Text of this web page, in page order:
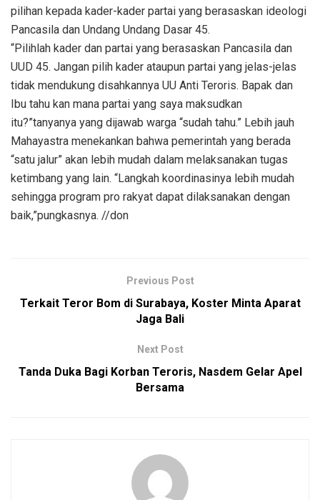
pilihan kepada kader-kader partai yang berasaskan ideologi
Pancasila dan Undang Undang Dasar 45.
“Pilihlah kader dan partai yang berasaskan Pancasila dan
UUD 45. Jangan pilih kader ataupun partai yang jelas-jelas
tidak mendukung disahkannya UU Anti Teroris. Bapak dan
Ibu tahu kan mana partai yang saya maksudkan
itu?”tanyanya yang dijawab warga “sudah tahu.” Lebih jauh
Mahayastra menekankan bahwa pemerintah yang berada
“satu jalur” akan lebih mudah dalam melaksanakan tugas
ketimbang yang lain. “Langkah koordinasinya lebih mudah
sehingga program pro rakyat dapat dilaksanakan dengan
baik,”pungkasnya. //don
Previous Post
Terkait Teror Bom di Surabaya, Koster Minta Aparat
Jaga Bali
Next Post
Tanda Duka Bagi Korban Teroris, Nasdem Gelar Apel
Bersama